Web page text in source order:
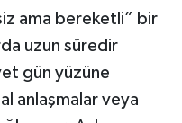
ama bereketli” bir
uzun süredir
gün yüzüne
anlaşmalar veya